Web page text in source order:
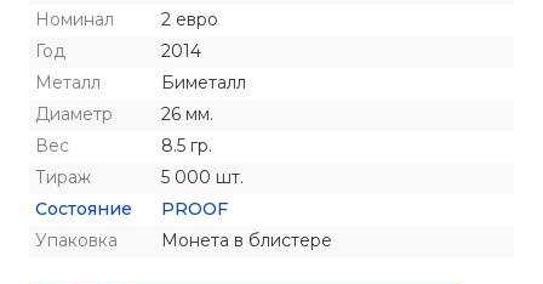
Номинал
2 евро
Год
2014
Металл
Биметалл
Диаметр
26 мм.
Вес
8.5 гр.
Тираж
5 000 шт.
Состояние
PROOF
Упаковка
Монета в блистере